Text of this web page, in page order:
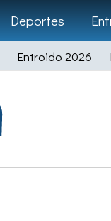
Deportes
Entroido 2026